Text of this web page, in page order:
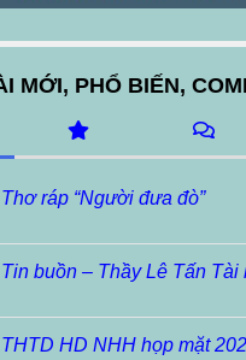
MỚI, PHỔ BIẾN,
Thơ ráp “Người đưa đò”
Tin buồn – Thầy Lê Tấn Tài
THTD HD NHH họp mặt